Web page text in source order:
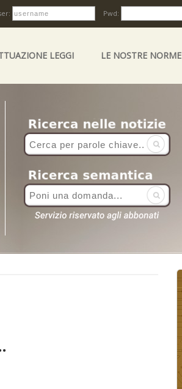
Pwd:
LEGGI LE NOSTRE NORME